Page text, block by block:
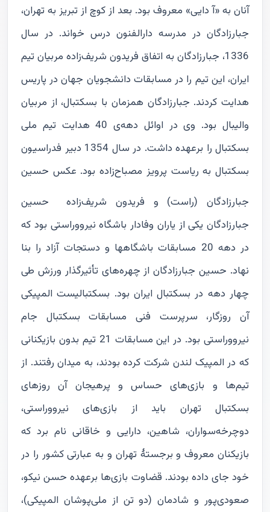
آنان به «آ دایی» معروف بود. بعد از کوچ از تبریز به تهران،
جبارزادگان در مدرسه دارالفنون درس خواند. در سال
1336، جبارزادگان به اتفاق فریدون شریف‌زاده مربیان تیم
ایران، این تیم را در مسابقات دانشجویان جهان در پاریس
هدایت کردند. جبارزادگان همزمان با بسکتبال، از مربیان
والیبال بود. وی در اوائل دهه‌ی 40 هدایت تیم ملی
بسکتبال را برعهده داشت. در سال 1354 دبیر فدراسیون
بسکتبال به ریاست پرویز مصباح‌زاده بود. عکس حسین
جبارزادگان (راست) و فریدون شریف‌زاده
حسین
جبارزادگان یکی از یاران وفادار باشگاه نیرووراستی بود که
در دهه 20 مسابقات باشگاهها و دستجات آزاد را بنا
نهاد. حسین جبارزادگان از چهره‌های تأثیرگذار ورزش طی
چهار دهه در بسکتبال ایران بود. بسکتبالیست المپیکی
آن روزگار، سرپرست فنی مسابقات بسکتبال جام
نیرووراستی بود. در این مسابقات 21 تیم بدون بازیکنانی
که در المپیک لندن شرکت کرده بودند، به میدان رفتند. از
تیم‌ها و بازی‌های حساس و پرهیجان آن روزهای
بسکتبال تهران باید از بازی‌های نیرووراستی،
دوچرخه‌سواران، شاهین، دارایی و خاقانی نام برد که
بازیکنان معروف و برجستۀ تهران و به عبارتی کشور را در
خود جای داده بودند. قضاوت بازی‌ها برعهده حسن نیکو،
صعودی‌پور و شادمان (دو تن از ملی‌پوشان المپیکی)،